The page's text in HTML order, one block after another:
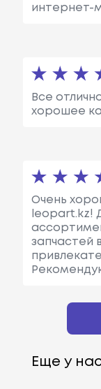
интернет-
Все
хорошее
Очень
leopart.kz!
запчастей
Еще у